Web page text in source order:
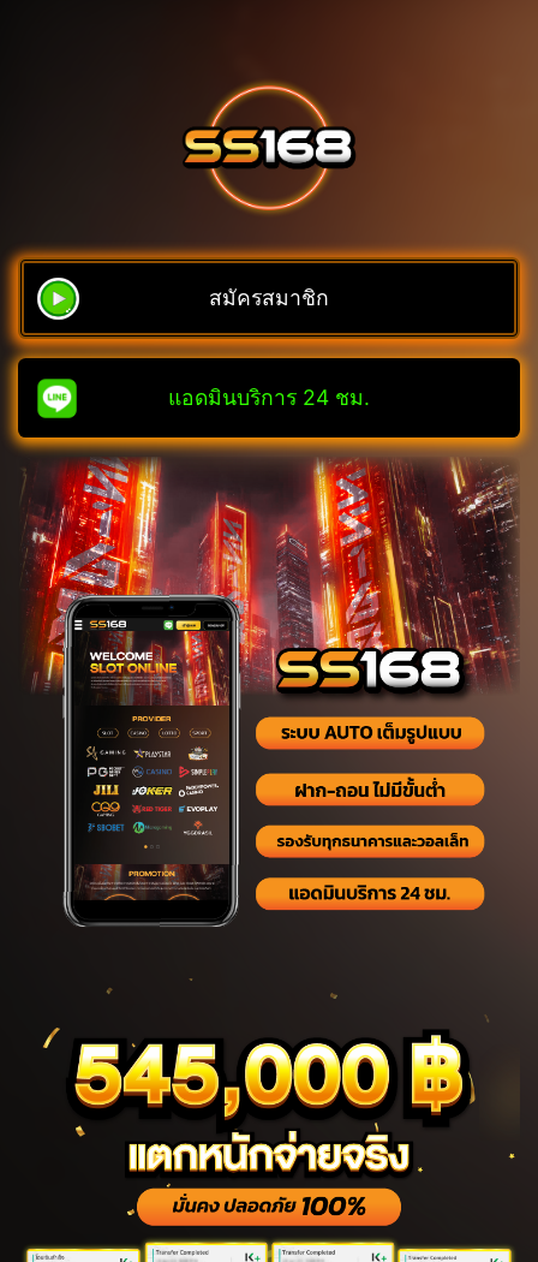
สมัครสมาชิก
แอดมินบริการ 24 ชม.